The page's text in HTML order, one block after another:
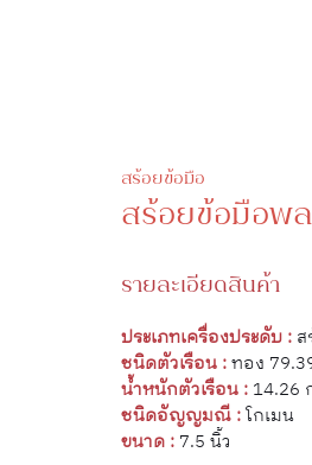
สร้อยข้อมือ
สร้อยข้อมือพ
รายละเอียดสินค้า
ประเภทเครื่องประดับ :
ชนิดตัวเรือน :ทอง
น้ำหนักตัวเรือน : 14.26
ชนิดอัญญมณี :โกเมน
ขนาด : 7.5 นิ้ว